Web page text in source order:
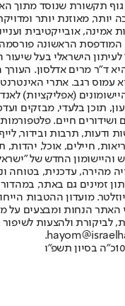
גוף תקשורת שנוסד מתוך
יותר, מאוזנת יותר
אמינה, אובייקטיבית
הישראלי בעל
ד"ר מרים אדלסון.
עמוס רגב. אתרי
תוכן בלעדי, מבזקים
ושידורים חיים.
ודעות, תרבות ובידור,
והיישומון החדש של
מהירה, עדכנית, בטוחה
זמינים גם באתר,
מועדון ההטבות
האתר הנחות ומבצעים על
לביקורת ולהצעות לשיפור
כ"ה בסיון תשפ"ו